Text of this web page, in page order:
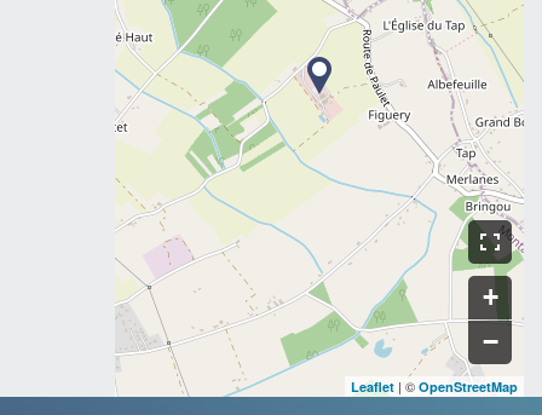
+
−
Leaflet | © OpenStreetMap